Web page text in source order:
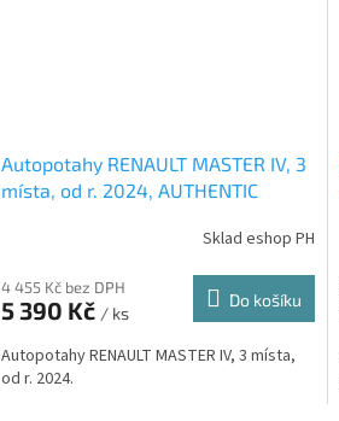
Autopotahy RENAULT MASTER IV, 3
místa, od r. 2024, AUTHENTIC
Sklad eshop PH
4 455 Kč bez DPH
5 390 Kč / ks
Do košíku
Autopotahy RENAULT MASTER IV, 3 místa,
od r. 2024.